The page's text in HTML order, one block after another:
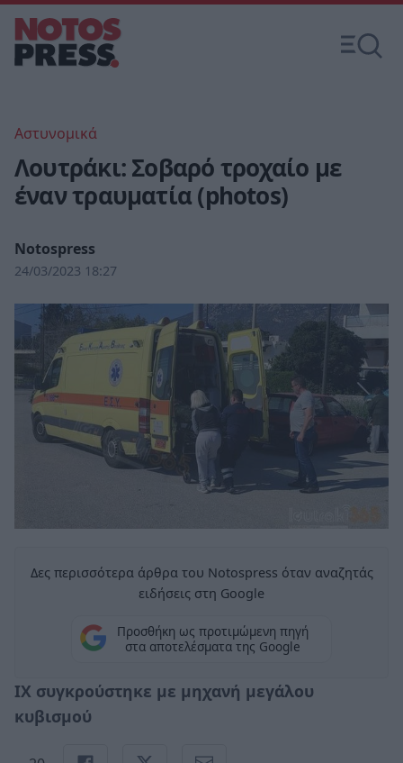
Αστυνομικά
Λουτράκι: Σοβαρό τροχαίο με
έναν τραυματία (photos)
Notospress
24/03/2023 18:27
Δες περισσότερα άρθρα του Notospress όταν αναζητάς
ειδήσεις στη Google
Προσθήκη ως προτιμώμενη πηγή
στα αποτελέσματα της Google
ΙΧ συγκρούστηκε με μηχανή μεγάλου
κυβισμού